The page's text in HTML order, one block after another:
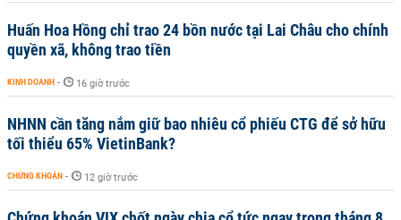
Huấn Hoa Hồng chỉ trao 24 bồn nước tại Lai Châu cho chính
quyền xã, không trao tiền
KINH DOANH - 16 giờ trước
NHNN cần tăng nắm giữ bao nhiêu cổ phiếu CTG để sở hữu
tối thiểu 65% VietinBank?
CHỨNG KHOÁN - 12 giờ trước